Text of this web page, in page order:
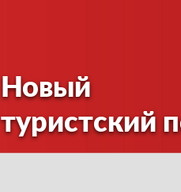
Новый
туристский